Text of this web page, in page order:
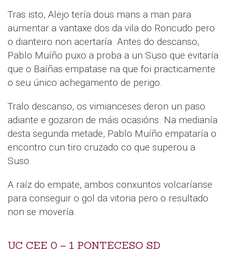
Tras isto, Alejo tería dous mans a man para
aumentar a vantaxe dos da vila do Roncudo pero
o dianteiro non acertaría. Antes do descanso,
Pablo Muíño puxo a proba a un Suso que evitaría
que o Baíñas empatase na que foi practicamente
o seu único achegamento de perigo.
Tralo descanso, os vimianceses deron un paso
adiante e gozaron de máis ocasións. Na medianía
desta segunda metade, Pablo Muíño empataría o
encontro cun tiro cruzado co que superou a
Suso.
A raíz do empate, ambos conxuntos volcaríanse
para conseguir o gol da vitoria pero o resultado
non se movería.
UC CEE 0 – 1 PONTECESO SD